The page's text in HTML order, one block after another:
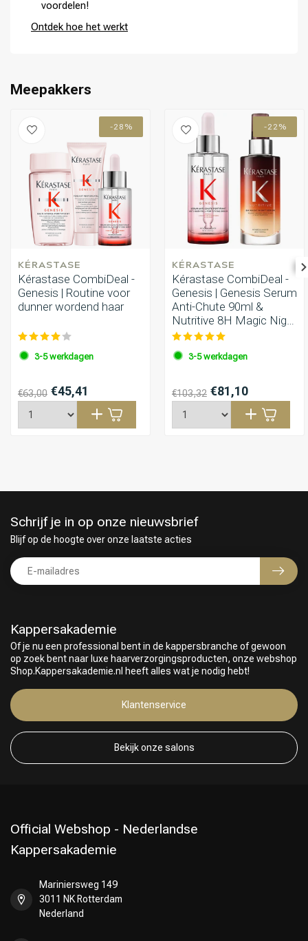
Omvorming
Keuze van onze Kappers
de punten en laat het 2-3 minuten intrekken voordat je het grondig
voordelen!
Ontdek hoe het werkt
Meepakkers
-28%
KÉRASTASE
Kérastase CombiDeal -
Genesis | Routine voor
dunner wordend haar
3-5 werkdagen
€63,00 €45,41
-22%
KÉRASTASE
Kérastase CombiDeal -
Genesis | Genesis Serum
Anti-Chute 90ml &
Nutritive 8H Magic Night
Serum 90ml
3-5 werkdagen
€103,32 €81,10
Kappersakademie
Of je nu een professional bent in de kappersbranche of gewoon
op zoek bent naar luxe haarverzorgingsproducten, onze webshop
Shop.Kappersakademie.nl heeft alles wat je nodig hebt!
Klantenservice
Bekijk onze salons
Schrijf je in op onze nieuwsbrief
Blijf op de hoogte over onze laatste acties
Official Webshop - Nederlandse
Kappersakademie
Mariniersweg 149
3011 NK Rotterdam
Nederland